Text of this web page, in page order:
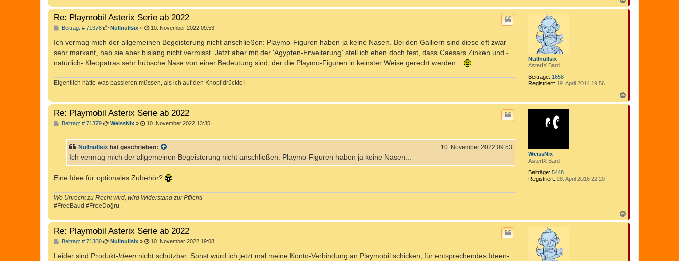
a
c
Nullnullsix
AsterIX Bard
Beiträge: 1658
Registriert: 19. April 2014 19:56
Re: Playmobil Asterix Serie ab 2022
Beitrag: # 71378B
i
t
r
g
Nullnullsix» 10. November 2022 09:53
Ich vermag mich der allgemeinen Begeisterung nicht anschließen: Playmo-Figuren haben ja keine Nasen. Bei den Galliern sind diese oft zwar
sehr markant, hab sie aber bislang nicht vermisst. Jetzt aber mit der 'Ägypten-Erweiterung' stell ich eben doch fest, dass Caesars Zinken und -
natürlich- Kleopatras sehr hübsche Nase von einer Bedeutung sind, der die Playmo-Figuren in keinster Weise gerecht werden...
Eigentlich hätte was passieren müssen, als ich auf den Knopf drückte!
a
c
WeissNix
AsterIX Bard
Beiträge: 5448
Registriert: 28. April 2016 22:20
Re: Playmobil Asterix Serie ab 2022
Beitrag: # 71379B
r
a
g
WeissNix» 10. November 2022 13:35
Nullnullsix hat geschrieben: 10. November 2022 09:53
Ich vermag mich der allgemeinen Begeisterung nicht anschließen: Playmo-Figuren haben ja keine Nasen...
Eine Idee für optionales Zubehör?
Wo Unrecht zu Recht wird, wird Widerstand zur Pflicht!
#FreeBaud #FreeDoğru
a
c
Re: Playmobil Asterix Serie ab 2022
Beitrag: # 71380B
i
Nullnullsix» 10. November 2022 19:08
Leider sind Produkt-Ideen nicht schützbar. Sonst würd ich jetzt mal meine Konto-Verbindung an Playmobil schicken, für entsprechendes Ideen-